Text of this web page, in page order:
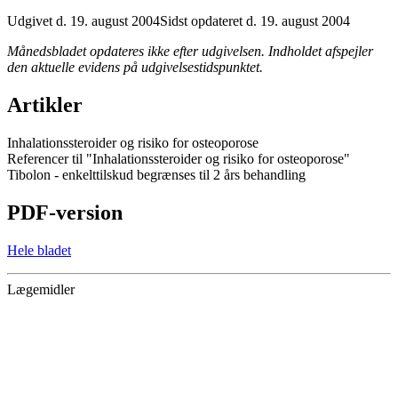
Udgivet d. 19. august 2004Sidst opdateret d. 19. august 2004
Månedsbladet opdateres ikke efter udgivelsen. Indholdet afspejler
den aktuelle evidens på udgivelsestidspunktet.
Artikler
Inhalationssteroider og risiko for osteoporose
Referencer til "Inhalationssteroider og risiko for osteoporose"
Tibolon - enkelttilskud begrænses til 2 års behandling
PDF-version
Hele bladet
Lægemidler